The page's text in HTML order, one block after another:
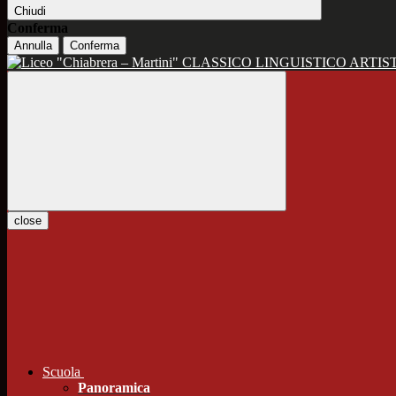
Chiudi
Conferma
Annulla Conferma
CLASSICO LINGUISTICO
close
Scuola
Panoramica